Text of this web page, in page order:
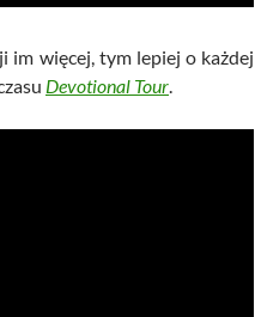
im więcej, tym lepiej o każdej
Devotional Tour.